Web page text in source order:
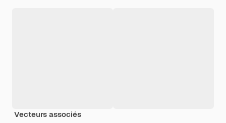
Vecteurs associés